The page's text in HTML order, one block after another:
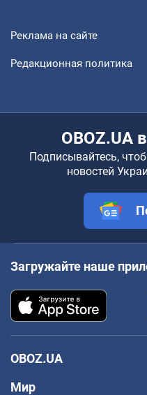
Реклама на сайте
Редакционная политика
OBOZ.UA
Подписывайтесь,
новостей
Загружайте наше
OBOZ.UA
Мир